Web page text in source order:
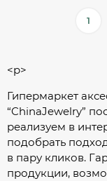
1
<p>
Гипермаркет
“ChinaJewelry”
реализуем в
подобрать
в пару кликов.
продукции,